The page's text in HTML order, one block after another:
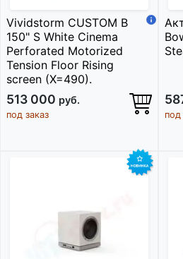
Vividstorm CUSTOM B
150" S White Cinema
Perforated Motorized
Tension Floor Rising
screen (X=490).
513 000 руб.
под заказ под